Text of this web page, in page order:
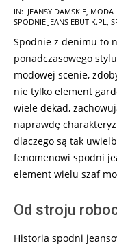
2023-
10-
29
IN: JEANSY DAMSKIE MODA
SPODNIE JEANS EBUTIK.PL
Spodnie z denimu to
ponadczasowego
modowej scenie,
nie tylko element
wiele dekad,
naprawdę
dlaczego są tak
fenomenowi spodni
element wielu szaf
Od stroju
Historia spodni